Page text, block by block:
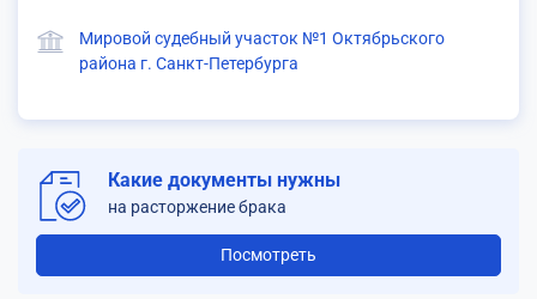
Мировой судебный участок №1 Октябрьского
района г. Санкт-Петербурга
Какие документы нужны
на расторжение брака
Посмотреть